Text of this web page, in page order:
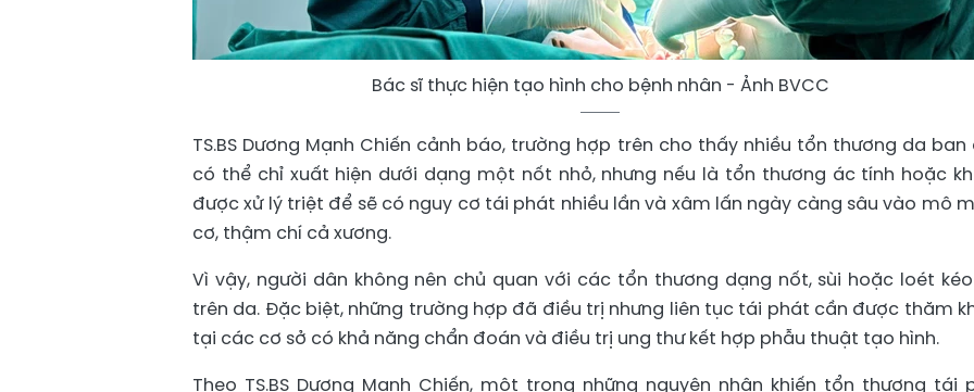
Bác sĩ thực hiện tạo hình cho bệnh nhân - Ảnh BVCC
TS.BS Dương Mạnh Chiến cảnh báo, trường hợp trên cho thấy nhiều tổn thương da ban
có thể chỉ xuất hiện dưới dạng một nốt nhỏ, nhưng nếu là tổn thương ác tính hoặc
được xử lý triệt để sẽ có nguy cơ tái phát nhiều lần và xâm lấn ngày càng sâu vào mô
cơ, thậm chí cả xương.
Vì vậy, người dân không nên chủ quan với các tổn thương dạng nốt, sùi hoặc loét
trên da. Đặc biệt, những trường hợp đã điều trị nhưng liên tục tái phát cần được thăm
tại các cơ sở có khả năng chẩn đoán và điều trị ung thư kết hợp phẫu thuật tạo hình.
Theo TS.BS Dương Mạnh Chiến, một trong những nguyên nhân khiến tổn thương tái